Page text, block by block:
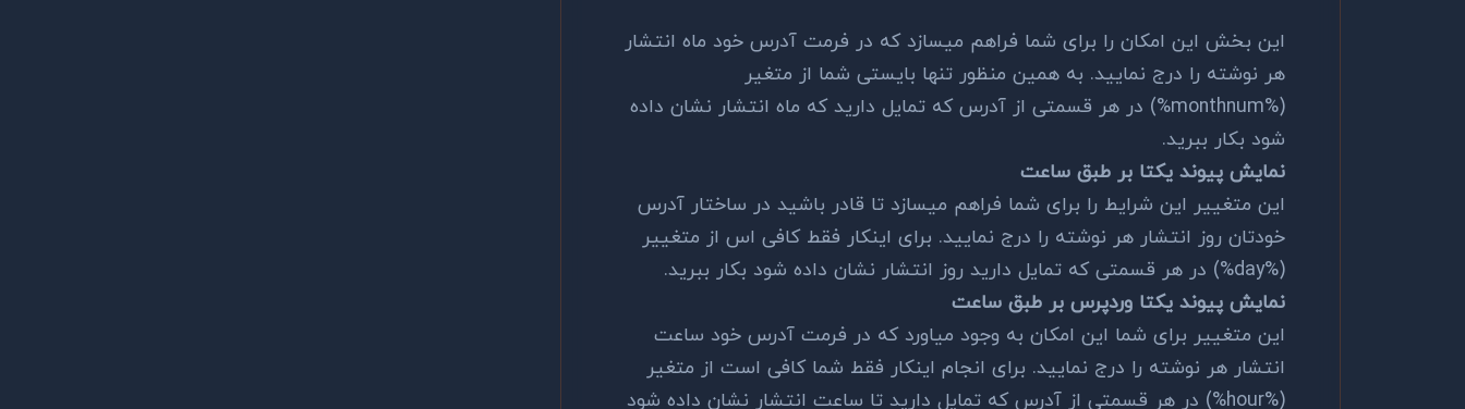
این بخش این امکان را برای شما فراهم میسازد که در فرمت آدرس خود ماه انتشار
هر نوشته را درج نمایید. به همین منظور تنها بایستی شما از متغیر
(%monthnum%) در هر قسمتی از آدرس که تمایل دارید که ماه انتشار نشان داده
شود بکار ببرید.
نمایش پیوند یکتا بر طبق ساعت
این متغییر این شرایط را برای شما فراهم میسازد تا قادر باشید در ساختار آدرس
خودتان روز انتشار هر نوشته را درج نمایید. برای اینکار فقط کافی اس از متغییر
(%day%) در هر قسمتی که تمایل دارید روز انتشار نشان داده شود بکار ببرید.
نمایش پیوند یکتا وردپرس بر طبق ساعت
این متغییر برای شما این امکان به وجود میاورد که در فرمت آدرس خود ساعت
انتشار هر نوشته را درج نمایید. برای انجام اینکار فقط شما کافی است از متغیر
(%hour%) در هر قسمتی از آدرس که تمایل دارید تا ساعت انتشار نشان داده شود